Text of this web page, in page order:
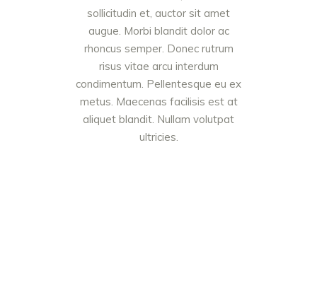
sollicitudin et, auctor sit amet
augue. Morbi blandit dolor ac
rhoncus semper. Donec rutrum
risus vitae arcu interdum
condimentum. Pellentesque eu ex
metus. Maecenas facilisis est at
aliquet blandit. Nullam volutpat
ultricies.